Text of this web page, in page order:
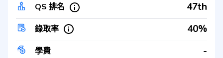
QS 排名 47th
錄取率 40%
學費 -